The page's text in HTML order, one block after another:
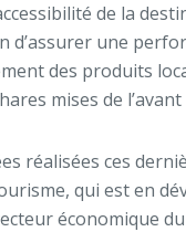
de la
d’assurer une
des produits
mises de
réalisées ces
qui est en
économique